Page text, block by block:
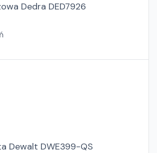
Dedra DED7926
Dewalt DWE399-QS